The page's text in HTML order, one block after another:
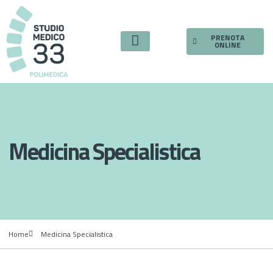
PRENOTA
ONLINE
Medicina Specialistica
Home Medicina Specialistica